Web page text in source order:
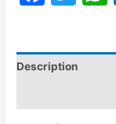
Description